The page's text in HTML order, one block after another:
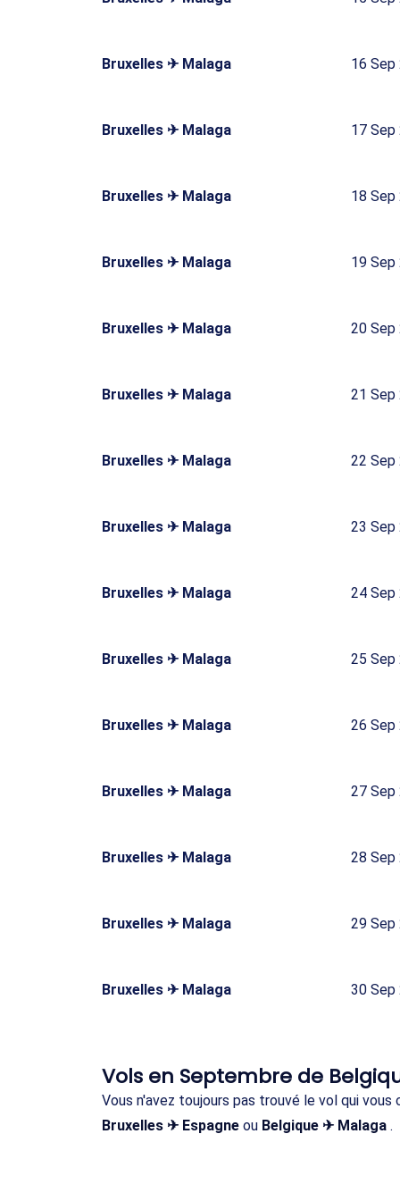
Bruxelles ✈ Malaga 16 Sep
Bruxelles ✈ Malaga 17 Sep
Bruxelles ✈ Malaga 18 Sep
Bruxelles ✈ Malaga 19 Sep
Bruxelles ✈ Malaga 20 Sep
Bruxelles ✈ Malaga 21 Sep
Bruxelles ✈ Malaga 22 Sep
Bruxelles ✈ Malaga 23 Sep
Bruxelles ✈ Malaga 24 Sep
Bruxelles ✈ Malaga 25 Sep
Bruxelles ✈ Malaga 26 Sep
Bruxelles ✈ Malaga 27 Sep
Bruxelles ✈ Malaga 28 Sep
Bruxelles ✈ Malaga 29 Sep
Bruxelles ✈ Malaga 30 Sep
Vols en Septembre de
Vous n'avez toujours pas trouvé le vol qui
Bruxelles ✈ Espagne ou Belgique ✈ Malaga .